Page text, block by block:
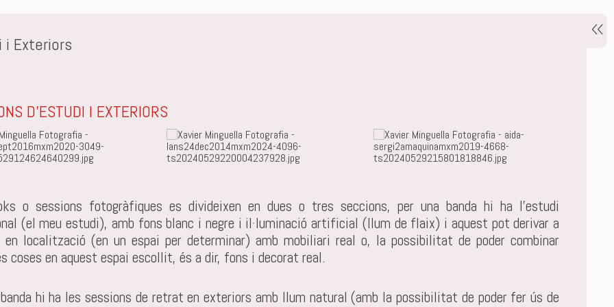
i Exteriors
D'ESTUDI I EXTERIORS
o sessions fotogràfiques es divideixen en dues o tres seccions, per una banda hi ha l'estudi
(el meu estudi), amb fons blanc i negre i il·luminació artificial (llum de flaix) i aquest pot derivar a
en localització (en un espai per determinar) amb mobiliari real o, la possibilitat de poder combinar
coses en aquest espai escollit, és a dir, fons i decorat real.
hi ha les sessions de retrat en exteriors amb llum natural (amb la possibilitat de poder fer ús de